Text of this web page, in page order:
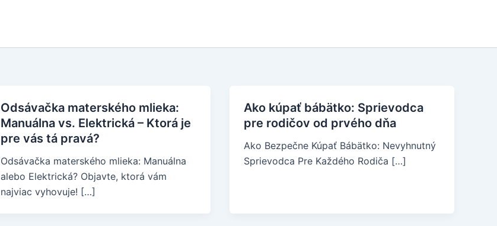
Odsávačka materského mlieka:
Manuálna vs. Elektrická – Ktorá je
pre vás tá pravá?
Odsávačka materského mlieka: Manuálna
alebo Elektrická? Objavte, ktorá vám
najviac vyhovuje! […]
Ako kúpať bábätko: Sprievodca
pre rodičov od prvého dňa
Ako Bezpečne Kúpať Bábätko: Nevyhnutný
Sprievodca Pre Každého Rodiča […]